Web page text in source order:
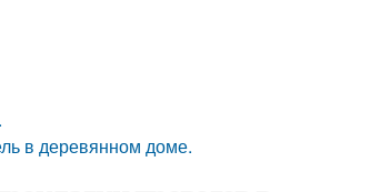
в деревянном доме.